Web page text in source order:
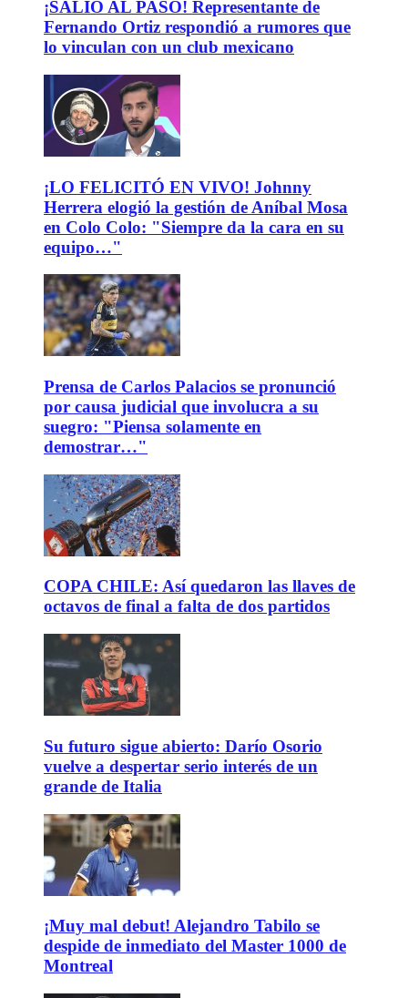
¡SALIÓ AL PASO! Representante de
Fernando Ortiz respondió a rumores que
lo vinculan con un club mexicano
¡LO FELICITÓ EN VIVO! Johnny
Herrera elogió la gestión de Aníbal Mosa
en Colo Colo: "Siempre da la cara en su
equipo…"
Prensa de Carlos Palacios se pronunció
por causa judicial que involucra a su
suegro: "Piensa solamente en
demostrar…"
COPA CHILE: Así quedaron las llaves de
octavos de final a falta de dos partidos
Su futuro sigue abierto: Darío Osorio
vuelve a despertar serio interés de un
grande de Italia
¡Muy mal debut! Alejandro Tabilo se
despide de inmediato del Master 1000 de
Montreal